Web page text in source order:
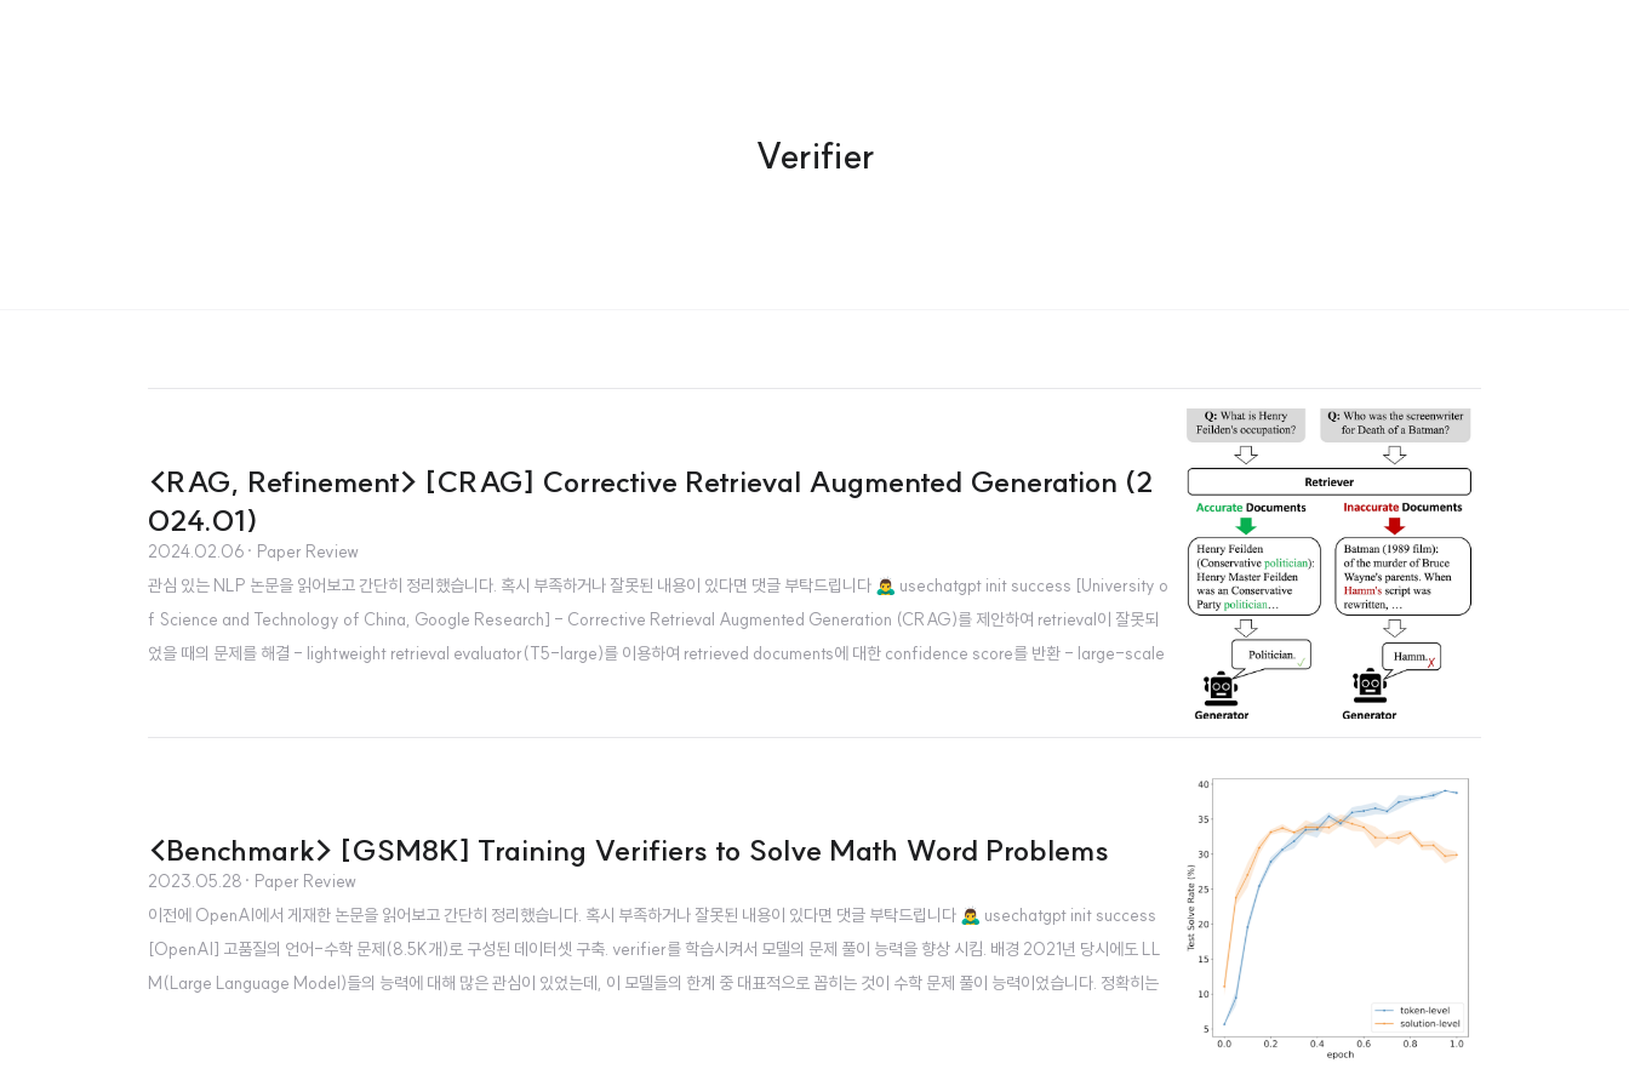
Verifier
<RAG, Refinement> [CRAG] Corrective Retrieval Augmented Generation (2
024.01)
2024.02.06 · Paper Review
관심 있는 NLP 논문을 읽어보고 간단히 정리했습니다. 혹시 부족하거나 잘못된 내용이 있다면 댓글 부탁드립니다 🙇‍♂️ usechatgpt init success [University o
f Science and Technology of China, Google Research] - Corrective Retrieval Augmented Generation (CRAG)를 제안하여 retrieval이 잘못되
었을 때의 문제를 해결 - lightweight retrieval evaluator(T5-large)를 이용하여 retrieved documents에 대한 confidence score를 반환 - large-scale
<Benchmark> [GSM8K] Training Verifiers to Solve Math Word Problems
2023.05.28 · Paper Review
이전에 OpenAI에서 게재한 논문을 읽어보고 간단히 정리했습니다. 혹시 부족하거나 잘못된 내용이 있다면 댓글 부탁드립니다 🙇‍♂️ usechatgpt init success
[OpenAI] 고품질의 언어-수학 문제(8.5K개)로 구성된 데이터셋 구축. verifier를 학습시켜서 모델의 문제 풀이 능력을 향상 시킴. 배경 2021년 당시에도 LL
M(Large Language Model)들의 능력에 대해 많은 관심이 있었는데, 이 모델들의 한계 중 대표적으로 꼽히는 것이 수학 문제 풀이 능력이었습니다. 정확히는